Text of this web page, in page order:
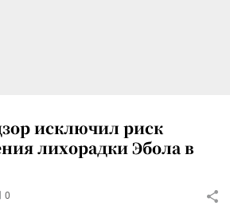
исключил риск
лихорадки Эбола в
0